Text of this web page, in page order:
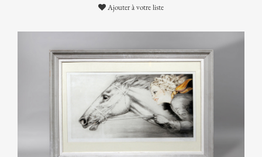
Ajouter à votre liste